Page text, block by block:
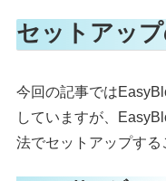
セットアッ
今回の記事では
していますが、
法でセットアップする